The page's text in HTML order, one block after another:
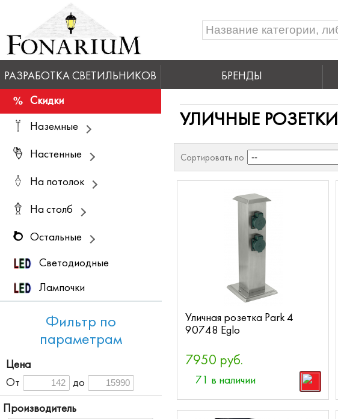
РАЗРАБОТКА СВЕТИЛЬНИКОВ БРЕНДЫ
Скидки
Наземные
Настенные
На потолок
На столб
Остальные
Светодиодные
Лампочки
Фильтр по
параметрам
Цена
От
до
Производитель
УЛИЧНЫЕ РОЗЕТКИ
Сортировать по
Уличная розетка Park 4
90748 Eglo
7950 руб.
71 в наличии